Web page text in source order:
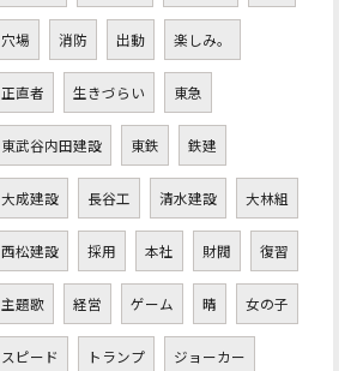
穴場 消防 出動 楽しみ。
正直者 生きづらい 東急
東武谷内田建設 東鉄 鉄建
大成建設 長谷工 清水建設 大林組
西松建設 採用 本社 財閥 復習
主題歌 経営 ゲーム 晴 女の子
スピード トランプ ジョーカー